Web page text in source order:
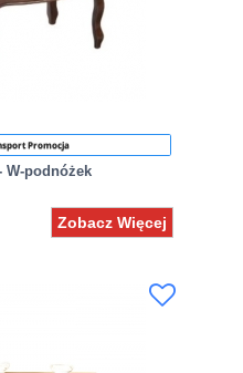
Promocja
W-podnóżek
Zobacz Więcej